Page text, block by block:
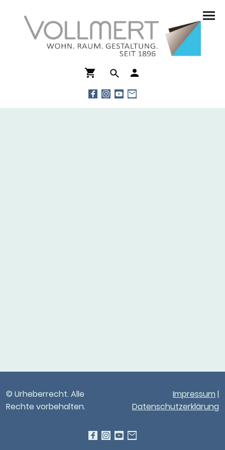
© Urheberrecht. Alle
Rechte vorbehalten.
Impressum |
Datenschutzerklärung